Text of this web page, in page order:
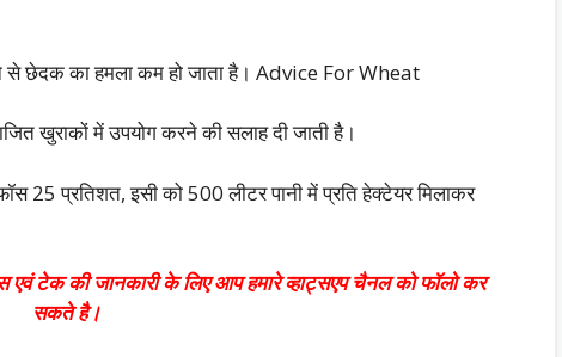
छेदक का हमला कम हो जाता है। Advice For Wheat
खुराकों में उपयोग करने की सलाह दी जाती है।
25 प्रतिशत, इसी को 500 लीटर पानी में प्रति हेक्टेयर मिलाकर
एवं टेक की जानकारी के लिए आप हमारे व्हाट्सएप चैनल को फॉलो कर
सकते है।